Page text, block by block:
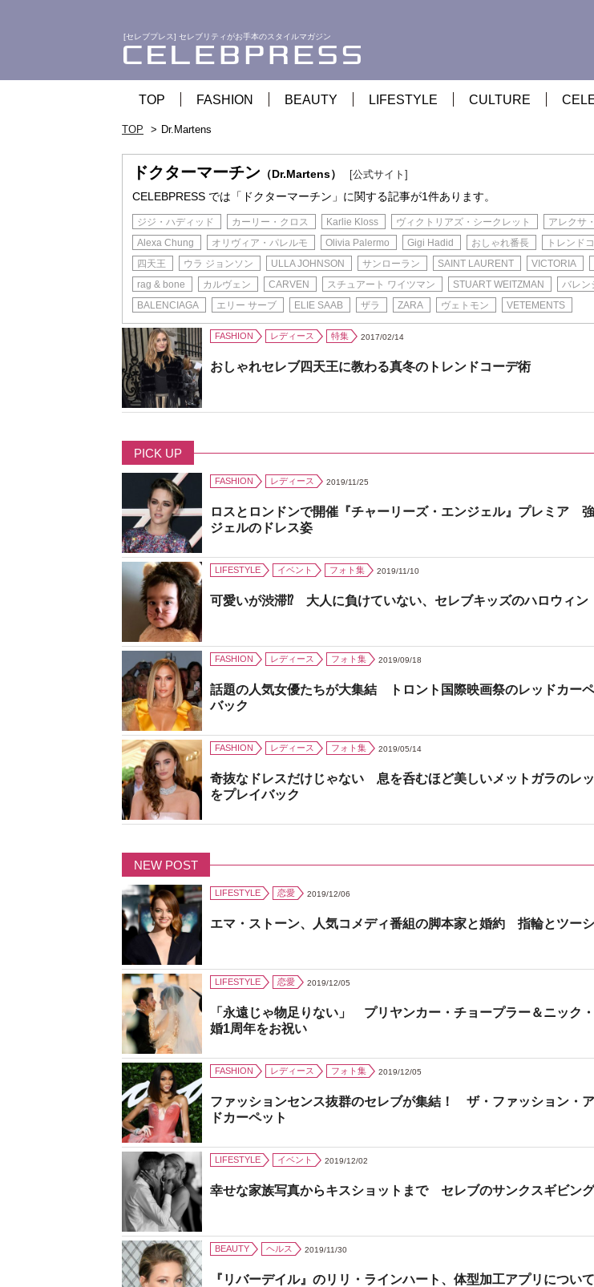
[セレブプレス] セレブリティがお手本のスタイルマガジン
TOP FASHION BEAUTY LIFESTYLE CULTURE
TOP Dr.Martens
ドクターマーチン （Dr.Martens） [公式サイト]
CELEBPRESS では「ドクターマーチン」に関する記事が1件あります。
ジジ・ハディッド カーリー・クロス Karlie Kloss ヴィクトリアズ・シークレット
アレクサ
Alexa Chung
オリヴィア・パレルモ Olivia Palermo Gigi Hadid おしゃれ番長
トレンド
四天王
ウラ ジョンソン ULLA JOHNSON サンローラン SAINT LAURENT VICTORIA
rag & bone
カルヴェン CARVEN スチュアート ワイツマン STUART WEITZMAN
バレン
BALENCIAGA
エリー サーブ ELIE SAAB ザラ ZARA ヴェトモン VETEMENTS
FASHION レディース 特集 2017/02/14
おしゃれセレブ四天王に教わる真冬のトレンドコーデ術
PICK UP
FASHION レディース 2019/11/25
ロスとロンドンで開催『チャーリーズ・エンジェル』プレミア
ジェルのドレス姿
LIFESTYLE イベント フォト集 2019/11/10
可愛いが渋滞⁉ 大人に負けていない、セレブキッズのハロウィン
FASHION レディース フォト集 2019/09/18
話題の人気女優たちが大集結 トロント国際映画祭のレッドカー
バック
FASHION レディース フォト集 2019/05/14
奇抜なドレスだけじゃない 息を呑むほど美しいメットガラのレ
をプレイバック
NEW POST
LIFESTYLE 恋愛 2019/12/06
エマ・ストーン、人気コメディ番組の脚本家と婚約 指輪とツー
LIFESTYLE 恋愛 2019/12/05
「永遠じゃ物足りない」 プリヤンカー・チョープラー＆ニック
婚1周年をお祝い
FASHION レディース フォト集 2019/12/05
ファッションセンス抜群のセレブが集結！ ザ・ファッション・
ドカーペット
LIFESTYLE イベント 2019/12/02
幸せな家族写真からキスショットまで セレブのサンクスギビン
BEAUTY ヘルス 2019/11/30
『リバーデイル』のリリ・ラインハート、体型加工アプリについ